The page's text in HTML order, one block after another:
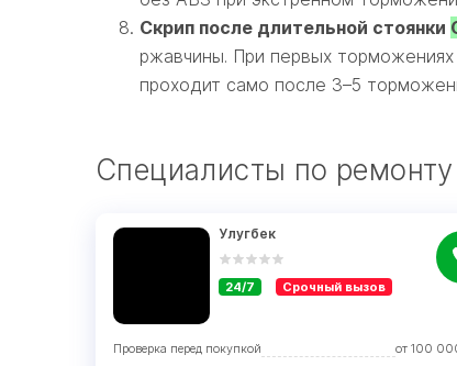
Скрип после длительной стоянки
ржавчины. При первых
проходит само после 3–5
Специалисты по
Улугбек
24/7 Срочный вызов
Проверка перед покупкой от 100